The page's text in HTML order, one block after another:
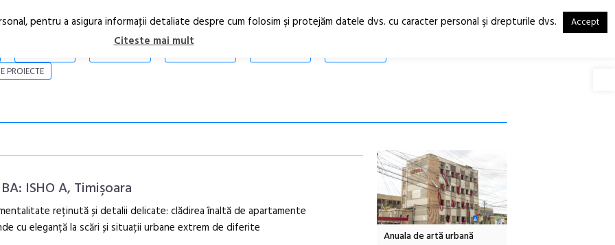
RO
EN
PROIECTE
ISHO A, Timişoara
reținută și detalii delicate: clădirea înaltă de apartamente
cu eleganță la scări și situații urbane extrem de diferite
Anuala de artă urbană
pentru a asigura informaţii detaliate despre cum folosim şi protejăm datele dvs. cu caracter personal şi drepturile dvs. Accept
Citeste mai mult